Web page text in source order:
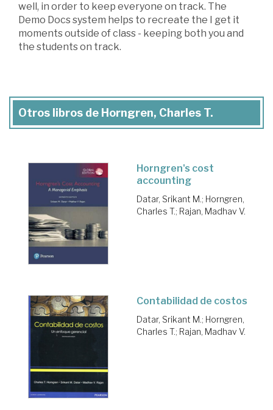
well, in order to keep everyone on track. The
Demo Docs system helps to recreate the I get it
moments outside of class - keeping both you and
the students on track.
Otros libros de Horngren, Charles T.
Horngren's cost
accounting
Datar, Srikant M.; Horngren,
Charles T.; Rajan, Madhav V.
Contabilidad de costos
Datar, Srikant M.; Horngren,
Charles T.; Rajan, Madhav V.